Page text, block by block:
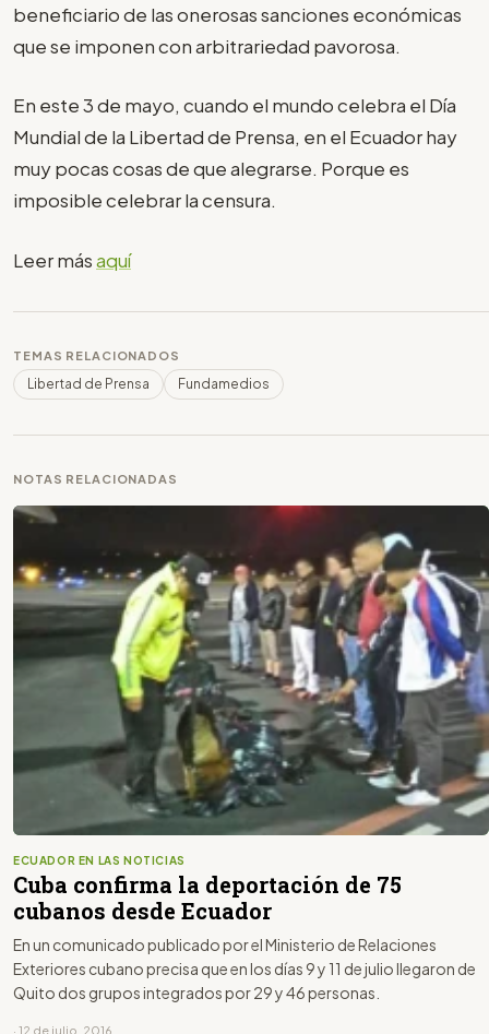
beneficiario de las onerosas sanciones económicas
que se imponen con arbitrariedad pavorosa.
En este 3 de mayo, cuando el mundo celebra el Día
Mundial de la Libertad de Prensa, en el Ecuador hay
muy pocas cosas de que alegrarse. Porque es
imposible celebrar la censura.
Leer másaquí
TEMAS RELACIONADOS
Libertad de Prensa Fundamedios
NOTAS RELACIONADAS
ECUADOR EN LAS NOTICIAS
Cuba confirma la deportación de 75
cubanos desde Ecuador
En un comunicado publicado por el Ministerio de Relaciones
Exteriores cubano precisa que en los días 9 y 11 de julio llegaron de
Quito dos grupos integrados por 29 y 46 personas.
· 12 de julio, 2016